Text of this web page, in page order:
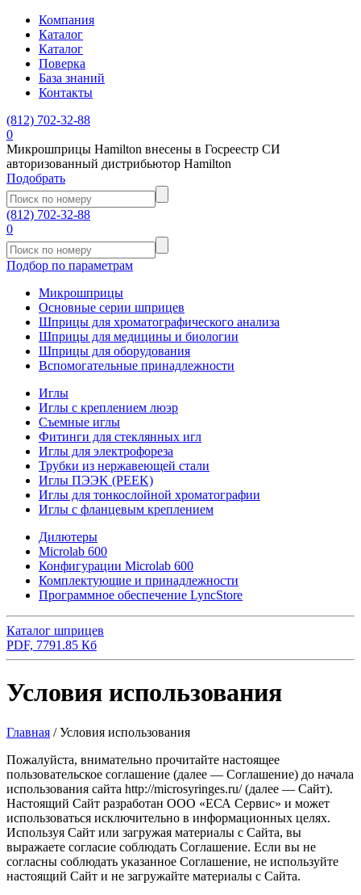
Компания
Каталог
Каталог
Поверка
База знаний
Контакты
(812) 702-32-88
0
Микрошприцы Hamilton внесены в Госреестр СИ
авторизованный дистрибьютор Hamilton
Подобрать
(812) 702-32-88
0
Подбор по параметрам
Микрошприцы
Основные серии шприцев
Шприцы для хроматографического анализа
Шприцы для медицины и биологии
Шприцы для оборудования
Вспомогательные принадлежности
Иглы
Иглы с креплением люэр
Съемные иглы
Фитинги для стеклянных игл
Иглы для электрофореза
Трубки из нержавеющей стали
Иглы ПЭЭK (PEEK)
Иглы для тонкослойной хроматографии
Иглы с фланцевым креплением
Дилютеры
Microlab 600
Конфигурации Microlab 600
Комплектующие и принадлежности
Программное обеспечение LyncStore
Каталог шприцев
PDF, 7791.85 Кб
Условия использования
Главная /Условия использования
Пожалуйста, внимательно прочитайте настоящее
пользовательское соглашение (далее — Соглашение) до начала
использования сайта http://microsyringes.ru/ (далее — Сайт).
Настоящий Сайт разработан ООО «ЕСА Сервис» и может
использоваться исключительно в информационных целях.
Используя Сайт или загружая материалы с Сайта, вы
выражаете согласие соблюдать Соглашение. Если вы не
согласны соблюдать указанное Соглашение, не используйте
настоящий Сайт и не загружайте материалы с Сайта.